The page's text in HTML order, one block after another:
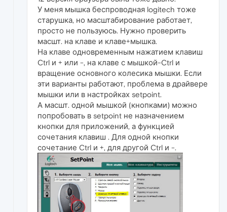
У меня мышка беспроводная logitech тоже
старушка, но масштабирование работает,
просто не пользуюсь. Нужно проверить
масшт. на клаве и клаве+мышка.
На клаве одновременным нажатием клавиш
Ctrl и + или -, на клаве с мышкой-Ctrl и
вращение основного колесика мышки. Если
эти варианты работают, проблема в драйвере
мышки или в настройках setpoint.
А масшт. одной мышкой (кнопками) можно
попробовать в setpoint не назначением
кнопки для приложений, а функцией
сочетания клавиш . Для одной кнопки
сочетание Ctrl и +, для другой Ctrl и -.